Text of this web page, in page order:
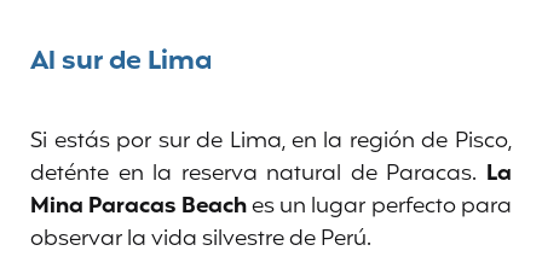
Al sur de Lima
Si estás por sur de Lima, en la región de Pisco,
deténte en la reserva natural de Paracas. La
Mina Paracas Beaches un lugar perfecto para
observar la vida silvestre de Perú.